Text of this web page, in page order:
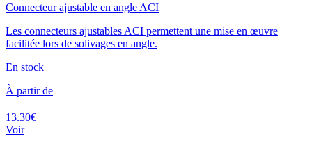
Connecteur ajustable en angle ACI
Les connecteurs ajustables ACI permettent une mise en œuvre
facilitée lors de solivages en angle.
En stock
À partir de
13.30€
Voir